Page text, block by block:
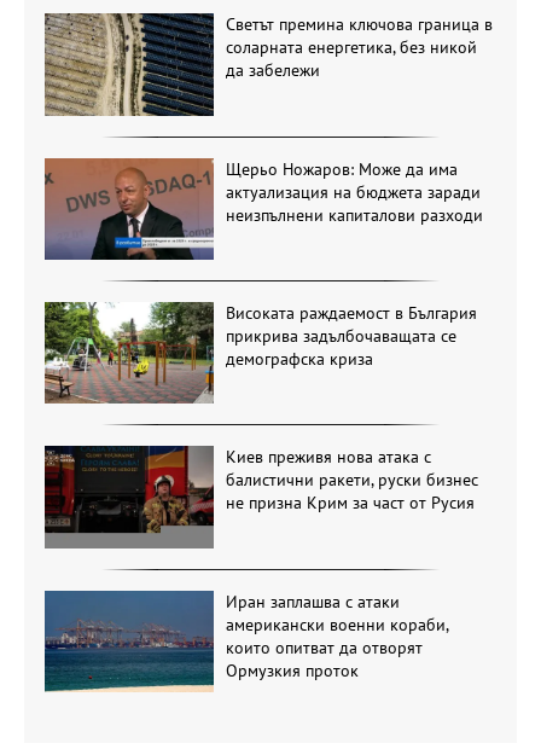
Светът премина ключова граница в
соларната енергетика, без никой
да забележи
Щерьо Ножаров: Може да има
актуализация на бюджета заради
неизпълнени капиталови разходи
Високата раждаемост в България
прикрива задълбочаващата се
демографска криза
Киев преживя нова атака с
балистични ракети, руски бизнес
не призна Крим за част от Русия
Иран заплашва с атаки
американски военни кораби,
които опитват да отворят
Ормузкия проток